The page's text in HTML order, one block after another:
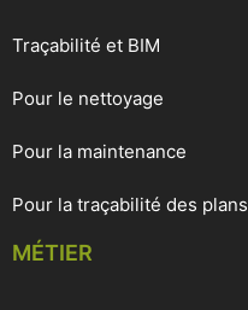
Traçabilité et BIM
Pour le nettoyage
Pour la maintenance
Pour la traçabilité des plans
MÉTIER